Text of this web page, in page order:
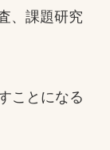
、課題研究
ことになる